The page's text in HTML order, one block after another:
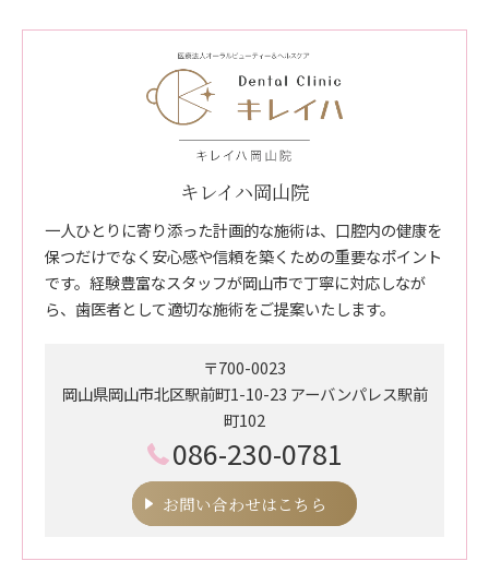
キレイハ岡山院
一人ひとりに寄り添った計画的な施術は、口腔内の健康を
保つだけでなく安心感や信頼を築くための重要なポイント
です。経験豊富なスタッフが岡山市で丁寧に対応しなが
ら、歯医者として適切な施術をご提案いたします。
〒700-0023
岡山県岡山市北区駅前町1-10-23 アーバンパレス駅前
町102
086-230-0781
お問い合わせはこちら